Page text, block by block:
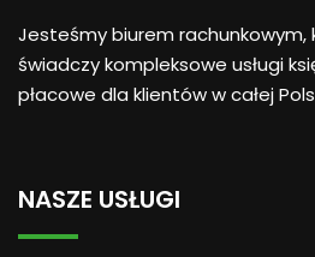
Jesteśmy biurem rachunkowym,
świadczy kompleksowe usługi
płacowe dla klientów w całej
NASZE USŁUGI